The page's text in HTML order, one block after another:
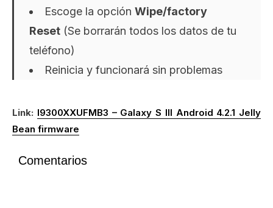
Escoge la opción Wipe/factory
Reset (Se borrarán todos los datos de tu
teléfono)
Reinicia y funcionará sin problemas
Link: I9300XXUFMB3 – Galaxy S III Android 4.2.1 Jelly
Bean firmware
Comentarios